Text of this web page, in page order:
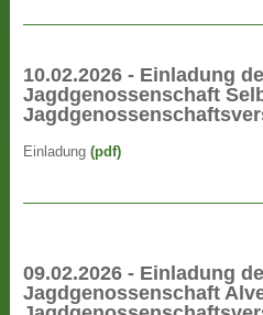
10.02.2026 - Einladung
Jagdgenossenschaft
Einladung(pdf)
09.02.2026 - Einladung
Jagdgenossenschaft